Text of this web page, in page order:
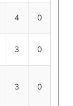
4 0
3 0
3 0